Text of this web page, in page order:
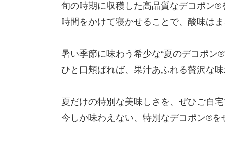
旬の時期に収穫した高品質なデコポン
時間をかけて寝かせることで、酸味は
暑い季節に味わう希少な“夏のデコポン
ひと口頬ばれば、果汁あふれる贅沢な
夏だけの特別な美味しさを、ぜひご自
今しか味わえない、特別なデコポン®を